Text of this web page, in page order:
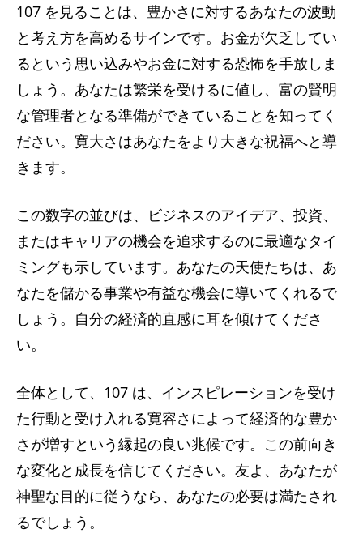
107 を見ることは、豊かさに対するあなたの波動
と考え方を高めるサインです。お金が欠乏してい
るという思い込みやお金に対する恐怖を手放しま
しょう。あなたは繁栄を受けるに値し、富の賢明
な管理者となる準備ができていることを知ってく
ださい。寛大さはあなたをより大きな祝福へと導
きます。
この数字の並びは、ビジネスのアイデア、投資、
またはキャリアの機会を追求するのに最適なタイ
ミングも示しています。あなたの天使たちは、あ
なたを儲かる事業や有益な機会に導いてくれるで
しょう。自分の経済的直感に耳を傾けてくださ
い。
全体として、107 は、インスピレーションを受け
た行動と受け入れる寛容さによって経済的な豊か
さが増すという縁起の良い兆候です。この前向き
な変化と成長を信じてください。友よ、あなたが
神聖な目的に従うなら、あなたの必要は満たされ
るでしょう。